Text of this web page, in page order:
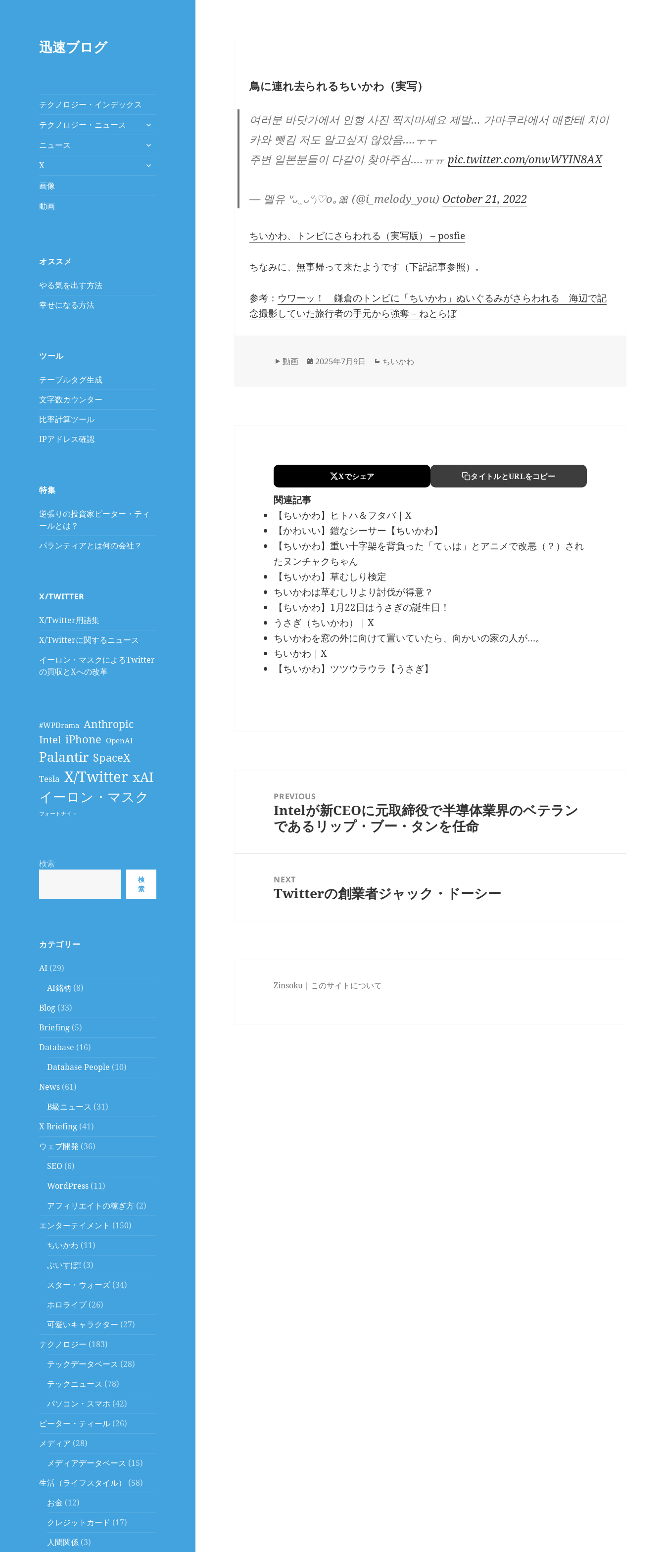
迅速ブログ
テクノロジー・インデックス
テクノロジー・ニュース
expand
menu
ニュース
expand
menu
X
expand
画像
動画
オススメ
やる気を出す方法
幸せになる方法
ツール
テーブルタグ生成
文字数カウンター
比率計算ツール
IPアドレス確認
特集
逆張りの投資家ピーター・ティ
ールとは？
パランティアとは何の会社？
X/TWITTER
X/Twitter用語集
X/Twitterに関するニュース
イーロン・マスクによるTwitter
の買収とXへの改革
#WPDrama Anthropic
Intel iPhone OpenAI
Palantir SpaceX
Tesla X/Twitter xAI
イーロン・マスク
フォートナイト
検索
検
索
カテゴリー
AI (29)
AI銘柄 (8)
Blog (33)
Briefing (5)
Database (16)
Database People (10)
News (61)
B級ニュース (31)
X Briefing (41)
ウェブ開発 (36)
SEO (6)
WordPress (11)
アフィリエイトの稼ぎ方 (2)
エンターテイメント (150)
ちいかわ (11)
ぶいすぽ! (3)
スター・ウォーズ (34)
ホロライブ (26)
可愛いキャラクター (27)
テクノロジー (183)
テックデータベース (28)
テックニュース (78)
パソコン・スマホ (42)
ピーター・ティール (26)
メディア (28)
メディアデータベース (15)
生活（ライフスタイル）
(58)
お金 (12)
クレジットカード (17)
人間関係 (3)
鳥に連れ去られるちいかわ（実写）
여러분 바닷가에서 인형 사진 찍지마세요 제발… 가마쿠라에서 매한테 치이
카와 뺏김 저도 알고싶지 않았음….ㅜㅜ
주변 일본분들이 다같이 찾아주심….ㅠㅠ pic.twitter.com/onwWYIN8AX
— 멜유 ᐡᴗ ̫ ᴗᐡ₎♡o｡🎀 (@i_melody_you) October 21, 2022
ちいかわ、トンビにさらわれる（実写版） – posfie
ちなみに、無事帰って来たようです（下記記事参照）。
参考： ウワーッ！ 鎌倉のトンビに「ちいかわ」ぬいぐるみがさらわれる 海辺で記
念撮影していた旅行者の手元から強奪 – ねとらぼ
Format
動画
Updated
2025年7月9日 Categories
ちいかわ
Xでシェア タイトルとURLをコピー
関連記事
【ちいかわ】ヒトハ＆フタバ｜X
【かわいい】鎧なシーサー【ちいかわ】
【ちいかわ】重い十字架を背負った「てぃは」とアニメで改悪（？）され
たヌンチャクちゃん
【ちいかわ】草むしり検定
ちいかわは草むしりより討伐が得意？
【ちいかわ】1月22日はうさぎの誕生日！
うさぎ（ちいかわ）｜X
ちいかわを窓の外に向けて置いていたら、向かいの家の人が…。
ちいかわ｜X
【ちいかわ】ツツウラウラ【うさぎ】
PREVIOUS
Previous
post:
Intelが新CEOに元取締役で半導体業界のベテラン
であるリップ・ブー・タンを任命
NEXT
Next
Twitterの創業者ジャック・ドーシー
Zinsoku｜ このサイトについて